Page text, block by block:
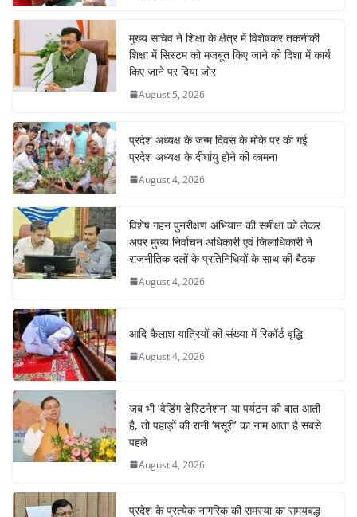
मुख्य सचिव ने शिक्षा के क्षेत्र में विशेषकर तकनीकी
शिक्षा में सिस्टम को मजबूत किए जाने की दिशा में कार्य
किए जाने पर दिया जोर
August 5, 2026
प्रदेश अध्यक्ष के जन्म दिवस के मोके पर की गई
प्रदेश अध्यक्ष के दीर्घायु होने की कामना
August 4, 2026
विशेष गहन पुनरीक्षण अभियान की समीक्षा को लेकर
अपर मुख्य निर्वाचन अधिकारी एवं जिलाधिकारी ने
राजनीतिक दलों के प्रतिनिधियों के साथ की बैठक
August 4, 2026
आदि कैलाश यात्रियों की संख्या में रिकॉर्ड वृद्धि
August 4, 2026
जब भी ‘वेडिंग डेस्टिनेशन’ या पर्यटन की बात आती
है, तो पहाड़ों की रानी ‘मसूरी’ का नाम आता है सबसे
पहले
August 4, 2026
प्रदेश के प्रत्येक नागरिक की समस्या का समयबद्ध